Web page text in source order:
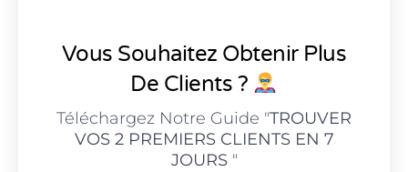
Vous Souhaitez Obtenir Plus
De Clients ?
Téléchargez Notre Guide "TROUVER
VOS 2 PREMIERS CLIENTS EN 7
JOURS"